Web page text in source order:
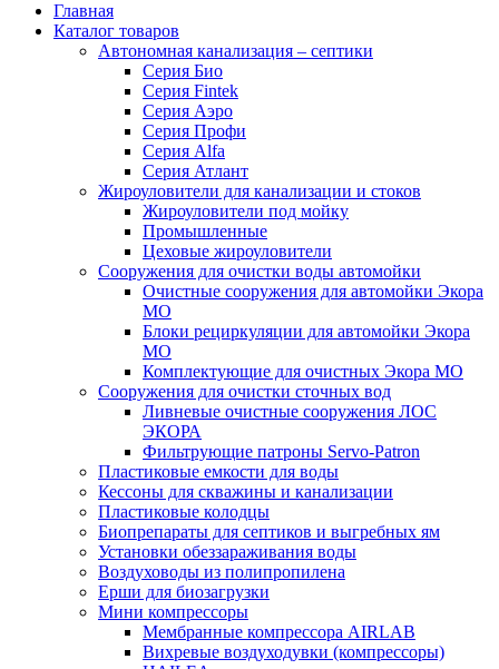
Главная
Каталог товаров
Автономная канализация – септики
Серия Био
Серия Fintek
Серия Аэро
Серия Профи
Серия Alfa
Серия Атлант
Жироуловители для канализации и стоков
Жироуловители под мойку
Промышленные
Цеховые жироуловители
Сооружения для очистки воды автомойки
Очистные сооружения для автомойки Экора
МО
Блоки рециркуляции для автомойки Экора
МО
Комплектующие для очистных Экора МО
Сооружения для очистки сточных вод
Ливневые очистные сооружения ЛОС
ЭКОРА
Фильтрующие патроны Servo-Patron
Пластиковые емкости для воды
Кессоны для скважины и канализации
Пластиковые колодцы
Биопрепараты для септиков и выгребных ям
Установки обеззараживания воды
Воздуховоды из полипропилена
Ерши для биозагрузки
Мини компрессоры
Мембранные компрессора AIRLAB
Вихревые воздуходувки (компрессоры)